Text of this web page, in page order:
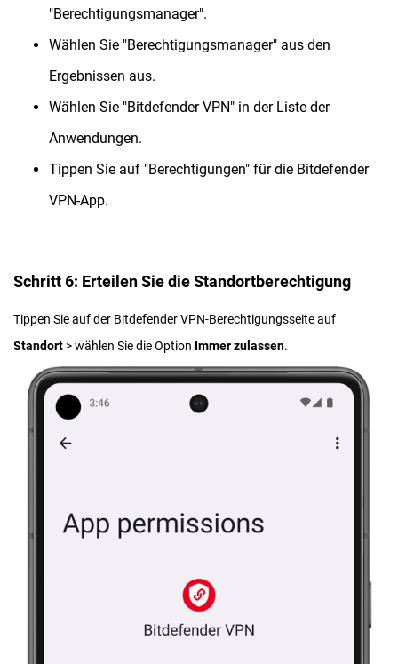
"Berechtigungsmanager".
Wählen Sie "Berechtigungsmanager" aus den
Ergebnissen aus.
Wählen Sie "Bitdefender VPN" in der Liste der
Anwendungen.
Tippen Sie auf "Berechtigungen" für die Bitdefender
VPN-App.
Schritt 6: Erteilen Sie die Standortberechtigung
Tippen Sie auf der Bitdefender VPN-Berechtigungsseite auf
Standort > wählen Sie die Option Immer zulassen.